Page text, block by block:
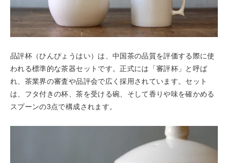
品評杯（ひんぴょうはい）は、中国茶の品質を評価する際に使
われる標準的な茶器セットです。正式には「審評杯」と呼ば
れ、茶業界の審査や品評会で広く採用されています。セット
は、フタ付きの杯、茶を受ける碗、そして香りや味を確かめる
スプーンの3点で構成されます。